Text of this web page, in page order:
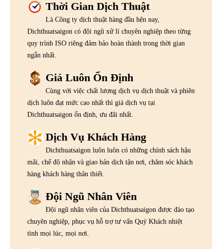
Thời Gian Dịch Thuật
Là Công ty dịch thuật hàng đầu hện nay,
Dichthuatsaigon có đội ngũ xử lí chuyên nghiệp theo từng
quy trình ISO riêng đảm bảo hoàn thành trong thời gian
ngắn nhất.
Giá Luôn Ổn Định
Cùng với việc chất lượng dịch vụ dịch thuật và phiên
dịch luôn đạt mức cao nhất thì giá dịch vụ tại
Dichthuatsaigon ổn định, ưu đãi nhất.
Dịch Vụ Khách Hàng
Dichthuatsaigon luôn luôn có những chính sách hậu
mãi, chế độ nhận và giao bản dịch tận nơi, chăm sóc khách
hàng khách hàng thân thiết.
Đội Ngũ Nhân Viên
Đội ngũ nhân viên của Dichthuatsaigon được đào tạo
chuyên nghiệp, phục vụ hỗ trợ tư vấn Quý Khách nhiệt
tình mọi lúc, mọi nơi.